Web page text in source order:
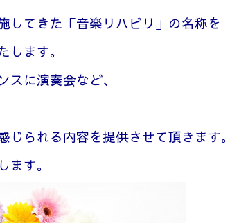
してきた「音楽リハビリ」の名称を
します。
に演奏会など、
じられる内容を提供させて頂きます。
す。